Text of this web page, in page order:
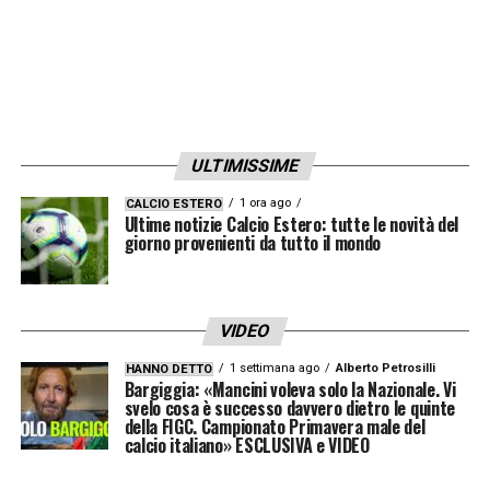
con due parole riusciva a difendere il gruppo
e coordinare tutti. Non ci sono più allenatori
come lui. Brescia Atalanta 3-3? Quando lo
vidi pensai: “questo è davvero l’allenatore?”
CHI VINCE LO SCUDETTO– « Mi auguro il
Sassuolo (ride ndr.)».
ULTIMISSIME
CALCIO ESTERO 1 ora ago
Ultime notizie Calcio Estero: tutte le novità del
giorno provenienti da tutto il mondo
VIDEO
HANNO DETTO 1 settimana ago Alberto Petrosilli
Bargiggia: «Mancini voleva solo la Nazionale. Vi
svelo cosa è successo davvero dietro le quinte
della FIGC. Campionato Primavera male del
calcio italiano» ESCLUSIVA e VIDEO